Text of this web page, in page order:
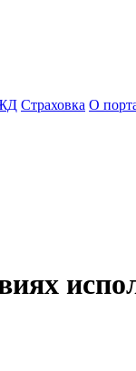
Страховка О